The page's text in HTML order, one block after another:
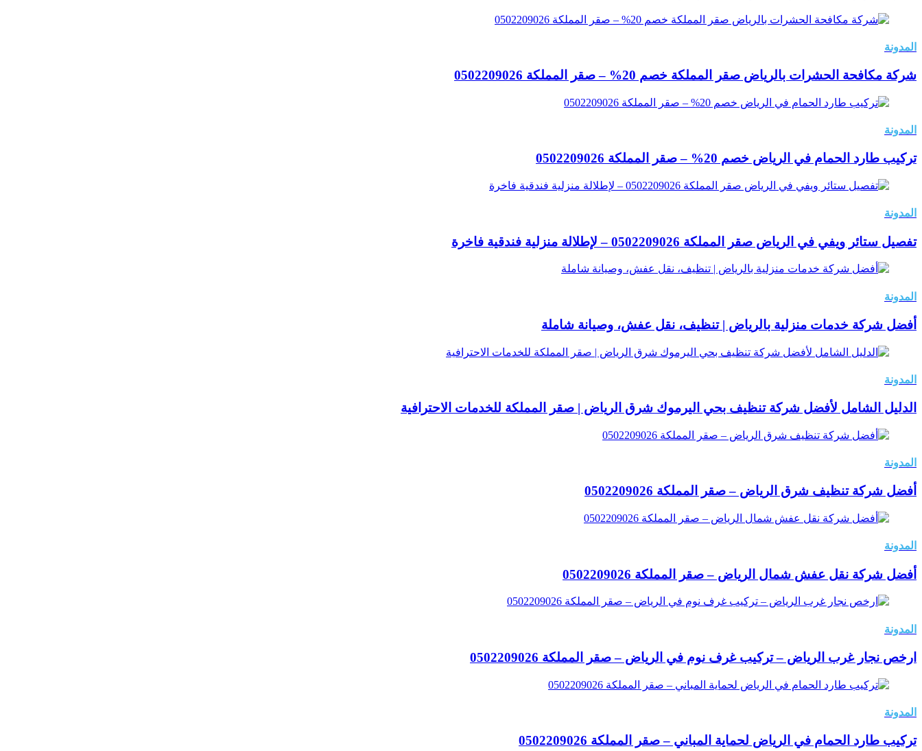
المدونة
شركة مكافحة الحشرات بالرياض صقر المملكة خصم 20% – صقر المملكة 0502209026
المدونة
تركيب طارد الحمام في الرياض خصم 20% – صقر المملكة 0502209026
المدونة
تفصيل ستائر ويفي في الرياض صقر المملكة 0502209026 – لإطلالة منزلية فندقية فاخرة
المدونة
أفضل شركة خدمات منزلية بالرياض | تنظيف، نقل عفش، وصيانة شاملة
المدونة
الدليل الشامل لأفضل شركة تنظيف بحي اليرموك شرق الرياض | صقر المملكة للخدمات الاحترافية
المدونة
أفضل شركة تنظيف شرق الرياض – صقر المملكة 0502209026
المدونة
أفضل شركة نقل عفش شمال الرياض – صقر المملكة 0502209026
المدونة
ارخص نجار غرب الرياض – تركيب غرف نوم في الرياض – صقر المملكة 0502209026
المدونة
تركيب طارد الحمام في الرياض لحماية المباني – صقر المملكة 0502209026